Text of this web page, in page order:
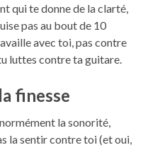
qui te donne de la clarté,
pas au bout de 10
avec toi, pas contre
luttes contre ta guitare.
finesse
la sonorité,
la sentir contre toi (et oui,